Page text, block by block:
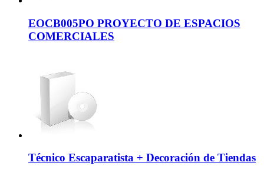
EOCB005PO PROYECTO DE ESPACIOS
COMERCIALES
Técnico Escaparatista + Decoración de Tiendas